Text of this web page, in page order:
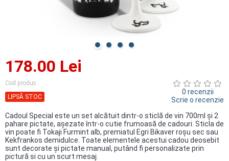
178.00 Lei
Cod produs
LIPSĂ STOC
0 recenzii
Scrie o recenzie
Cadoul Special este un set alcătuit dintr-o sticlă de vin 700ml şi 2
pahare pictate, aşezate într-o cutie frumoasă de cadouri. Sticla de
vin poate fi Tokaji Furmint alb, premiatul Egri Bikaver roşu sec sau
Kekfrankos demidulce. Toate elementele acestui cadou deosebit
sunt decorate şi pictate manual, putând fi personalizate prin
pictură si cu un scurt mesaj.